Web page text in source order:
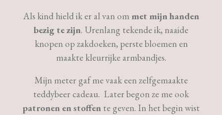
Als kind hield ik er al van om met mijn handen
bezig te zijn. Urenlang tekende ik, naaide
knopen op zakdoeken, perste bloemen en
maakte kleurrijke armbandjes.
Mijn meter gaf me vaak een zelfgemaakte
teddybeer cadeau. Later begon ze me ook
patronen en stoffente geven. In het begin wist